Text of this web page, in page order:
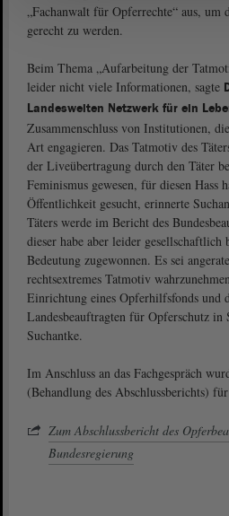
„Fachanwalt für Opferrechte“ aus, um
gerecht zu werden.
Beim Thema „Aufarbeitung der
leider nicht viele Informationen, sagte
Landesweiten Netzwerk für ein
Zusammenschluss von Institutionen,
Art engagieren. Das Tatmotiv des
der Liveübertragung durch den Täter
Feminismus gewesen, für diesen Hass
Öffentlichkeit gesucht, erinnerte
Täters werde im Bericht des
dieser habe aber leider gesellschaftlich
Bedeutung zugewonnen. Es sei
rechtsextremes Tatmotiv
Einrichtung eines Opferhilfsfonds und
Landesbeauftragten für Opferschutz in
Suchantke.
Im Anschluss an das Fachgespräch
(Behandlung des Abschlussberichts)
Zum Abschlussbericht des
Bundesregierung